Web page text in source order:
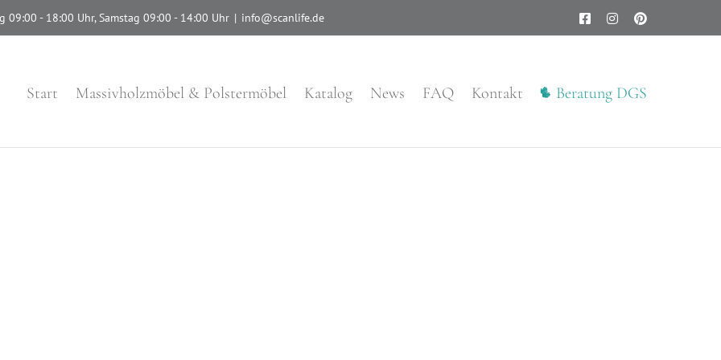
09:00 - 18:00 Uhr, Samstag 09:00 - 14:00 Uhr | info@scanlife.de FacebookInstagramPinterest
Start Massivholzmöbel & Polstermöbel Katalog News FAQ Kontakt Beratung DGS